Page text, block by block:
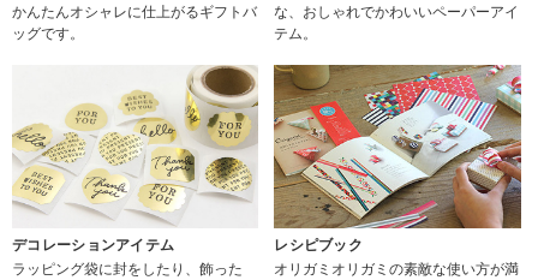
かんたんオシャレに仕上がるギフトバ
ッグです。
な、おしゃれでかわいいペーパーアイ
テム。
デコレーションアイテム
ラッピング袋に封をしたり、飾った
レシピブック
オリガミオリガミの素敵な使い方が満